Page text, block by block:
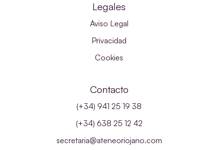
Legales
Aviso Legal
Privacidad
Cookies
Contacto
(+34) 941 25 19 38
(+34) 638 25 12 42
secretaria@ateneoriojano.com